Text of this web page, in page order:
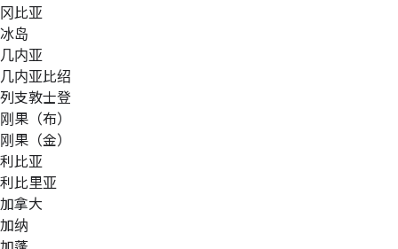
冈比亚
冰岛
几内亚
几内亚比绍
列支敦士登
刚果（布）
刚果（金）
利比亚
利比里亚
加拿大
加纳